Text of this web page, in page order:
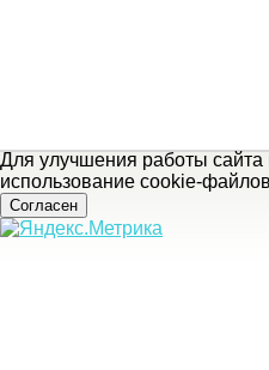
Для улучшения работы
использование cookie-
Согласен